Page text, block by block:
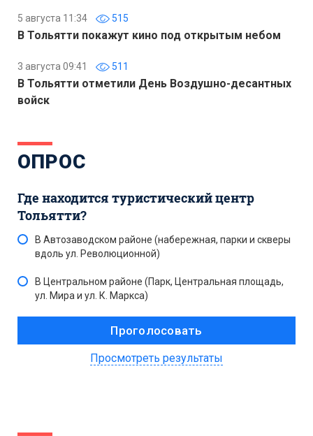
5 августа 11:34 515
В Тольятти покажут кино под открытым небом
3 августа 09:41 511
В Тольятти отметили День Воздушно-десантных
войск
ОПРОС
Где находится туристический центр
Тольятти?
В Автозаводском районе (набережная, парки и скверы
вдоль ул. Революционной)
В Центральном районе (Парк, Центральная площадь,
ул. Мира и ул. К. Маркса)
Просмотреть результаты